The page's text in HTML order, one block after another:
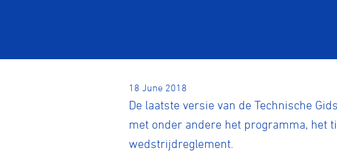
18 June 2018
De laatste versie van de Technische
met onder andere het programma, het
wedstrijdreglement.